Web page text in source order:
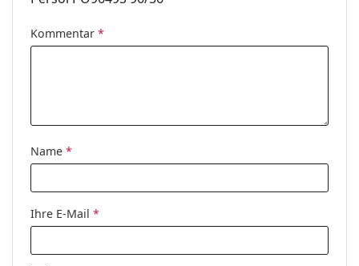
Kommentar *
Name *
Ihre E-Mail *